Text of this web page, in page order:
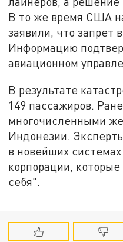
В то же время США
заявили, что запрет
Информацию
авиационном
В результате
149 пассажиров.
многочисленными
Индонезии.
в новейших
корпорации,
себя".